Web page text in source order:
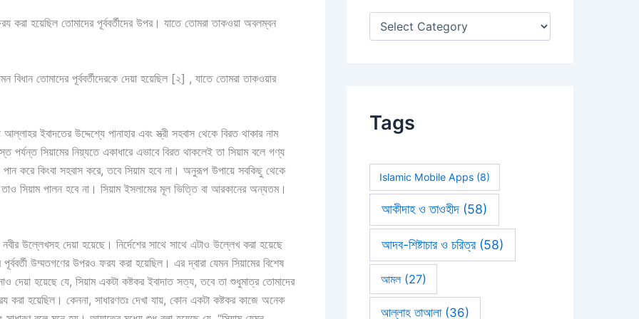
করা হয়েছিল তোমাদের পূর্ববর্তীদের উপর। যাতে তোমরা তাকওয়া অবলম্বন
বিধান তোমাদের পূর্ববর্তীদেরকে দেয়া হয়েছিল [২] , যাতে তোমরা তাকওয়ার
ইবাদতের উদ্দেশ্যে পানাহার এবং স্ত্রী সহবাস থেকে বিরত থাকার নাম
সিয়ামের নিয়্যতে একাধারে এভাবে বিরত থাকলেই তা সিয়াম বলে গণ্য
করে কিংবা সহবাস করে, তবে সিয়াম হবে না। অনুরূপ উপায়ে সবকিছু থেকে
তাও সিয়াম পালন হবে না। সিয়াম ইসলামের মূল ভিত্তি বা আরকানের অন্যতম।
উল্লেখসহ দেয়া হয়েছে। নির্দেশের সাথে সাথে এটাও উল্লেখ করা হয়েছে
উম্মতগণের উপরও ফরয করা হয়েছিল। এর দ্বারা যেমন সিয়ামের বিশেষ
দেয়া হয়েছে যে, সিয়াম একটা কষ্টকর ইবাদাত সত্য, তবে তা শুধুমাত্র তোমাদের
করা হয়েছিল। কেননা, সাধারণতঃ দেখা যায়, কোন একটা কষ্টকর কাজে অনেক
:
Tags
Islamic Mobile Apps(8)
আকীদাহ ও তাওহীদ(58)
আদব-শিষ্টাচার ও চরিত্র(58)
আমল(27)
আল্লাহ তাআলা(36)